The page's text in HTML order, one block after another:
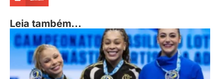
Leia também...